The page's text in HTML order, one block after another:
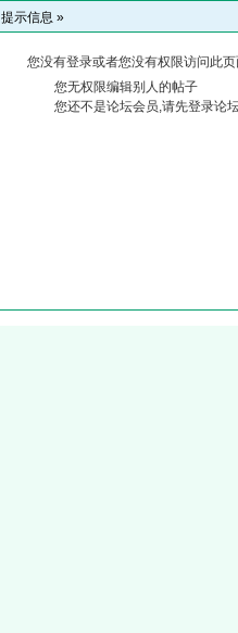
提示信息 »
您没有登录或者您没有权限访问此
您无权限编辑别人的帖子
您还不是论坛会员,请先登录论